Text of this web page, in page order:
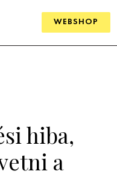
WEBSHOP
hiba,
a